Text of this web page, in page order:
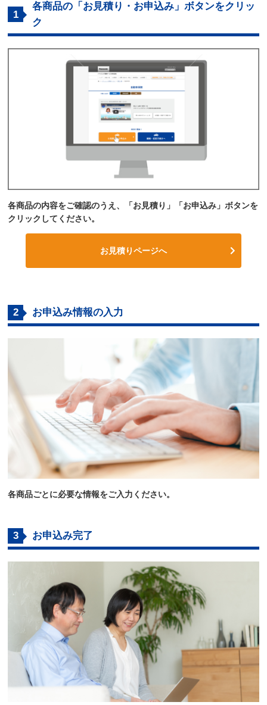
1
各商品の「お見積り・お申込み」ボタンをクリッ
ク
各商品の内容をご確認のうえ、「お見積り」「お申込み」ボタンを
クリックしてください。
お見積りページへ
2 お申込み情報の入力
各商品ごとに必要な情報をご入力ください。
3 お申込み完了